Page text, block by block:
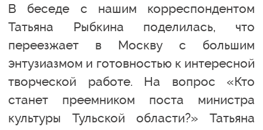
В беседе с нашим корреспондентом
Татьяна Рыбкина поделилась, что
переезжает в Москву с большим
энтузиазмом и готовностью к интересной
творческой работе. На вопрос «Кто
станет преемником поста министра
культуры Тульской области?» Татьяна